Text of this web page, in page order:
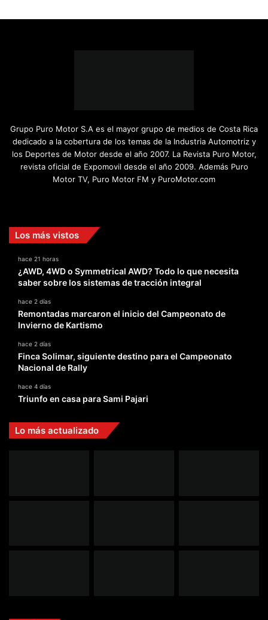
Grupo Puro Motor S.A es el mayor grupo de medios de Costa Rica
dedicado a la cobertura de los temas de la Industria Automotriz y
los Deportes de Motor desde el año 2007. La Revista Puro Motor,
revista oficial de Expomovil desde el año 2009. Además Puro
Motor TV, Puro Motor FM y PuroMotor.com
Los más vistos
hace 21 horas
¿AWD, 4WD o Symmetrical AWD? Todo lo que necesita
saber sobre los sistemas de tracción integral
hace 2 días
Remontadas marcaron el inicio del Campeonato de
Invierno de Kartismo
hace 2 días
Finca Solimar, siguiente destino para el Campeonato
Nacional de Rally
hace 4 días
Triunfo en casa para Sami Pajari
Lo más actualizado